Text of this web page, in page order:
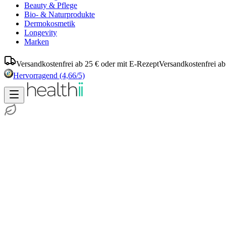
Beauty & Pflege
Bio- & Naturprodukte
Dermokosmetik
Longevity
Marken
Versandkostenfrei ab 25 € oder mit E-RezeptVersandkostenfrei
Hervorragend (4,66/5)